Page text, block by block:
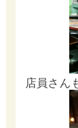
店員さん